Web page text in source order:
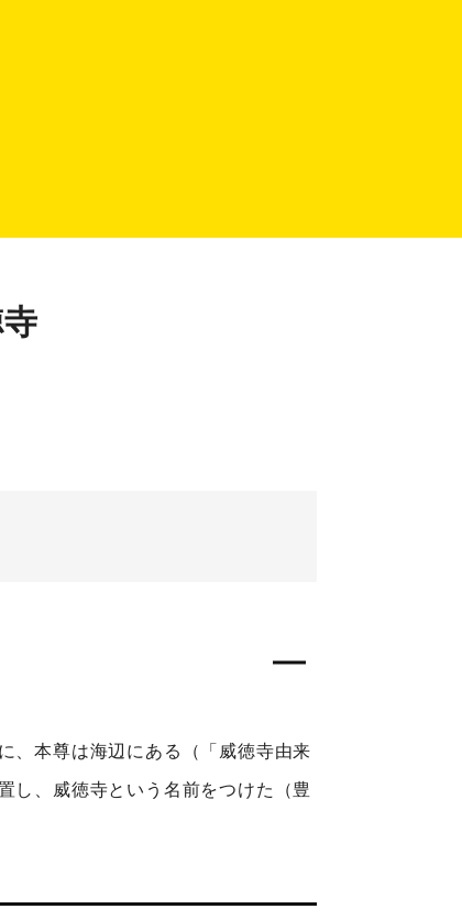
、本尊は海辺にある（「威徳寺由来
し、威徳寺という名前をつけた（豊